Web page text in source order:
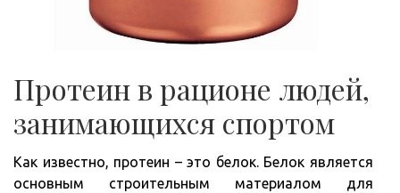
Протеин в рационе людей,
занимающихся спортом
Как известно, протеин – это белок. Белок является
основным строительным материалом для